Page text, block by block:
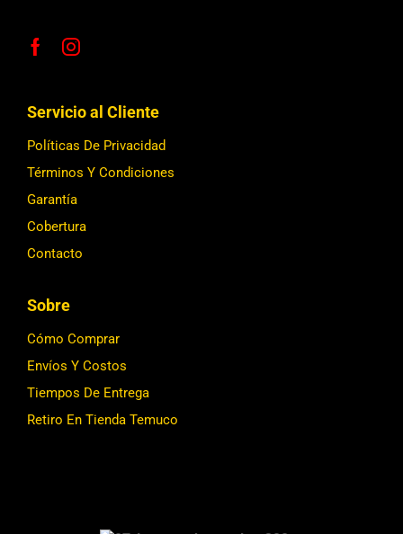
Servicio al Cliente
Políticas De Privacidad
Términos Y Condiciones
Garantía
Cobertura
Contacto
Sobre
Cómo Comprar
Envíos Y Costos
Tiempos De Entrega
Retiro En Tienda Temuco